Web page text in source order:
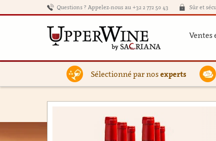
Questions ? Appelez-nous au +32 2 772 50 43 Sûr et
Ventes
Sélectionné par nos experts